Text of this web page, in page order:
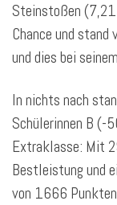
Steinstoßen (7,21
Chance und stand
und dies bei
In nichts nach
Schülerinnen B (-
Extraklasse: Mit
Bestleistung und
von 1666